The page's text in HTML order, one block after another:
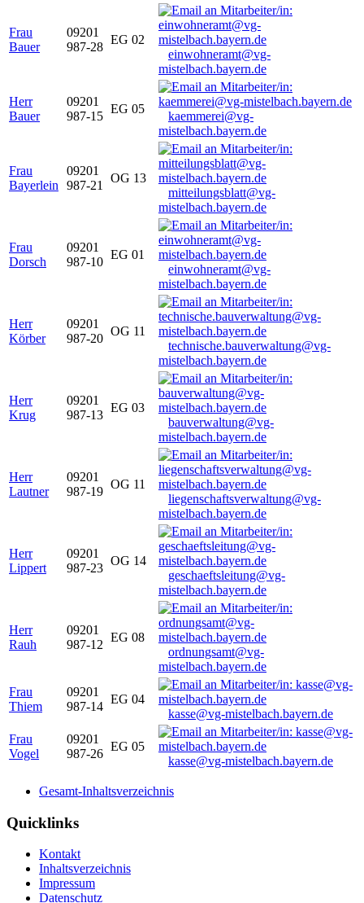
Frau
Bauer
09201
987-28
EG 02
einwohneramt@vg-
mistelbach.bayern.de
Herr
Bauer
09201
987-15
EG 05
kaemmerei@vg-
mistelbach.bayern.de
Frau
Bayerlein
09201
987-21
OG 13
mitteilungsblatt@vg-
mistelbach.bayern.de
Frau
Dorsch
09201
987-10
EG 01
einwohneramt@vg-
mistelbach.bayern.de
Herr
Körber
09201
987-20
OG 11
technische.bauverwaltung@vg-
mistelbach.bayern.de
Herr
Krug
09201
987-13
EG 03
bauverwaltung@vg-
mistelbach.bayern.de
Herr
Lautner
09201
987-19
OG 11
liegenschaftsverwaltung@vg-
mistelbach.bayern.de
Herr
Lippert
09201
987-23
OG 14
geschaeftsleitung@vg-
mistelbach.bayern.de
Herr
Rauh
09201
987-12
EG 08
ordnungsamt@vg-
mistelbach.bayern.de
Frau
Thiem
09201
987-14
EG 04
kasse@vg-mistelbach.bayern.de
Frau
Vogel
09201
987-26
EG 05
kasse@vg-mistelbach.bayern.de
Gesamt-Inhaltsverzeichnis
Quicklinks
Kontakt
Inhaltsverzeichnis
Impressum
Datenschutz